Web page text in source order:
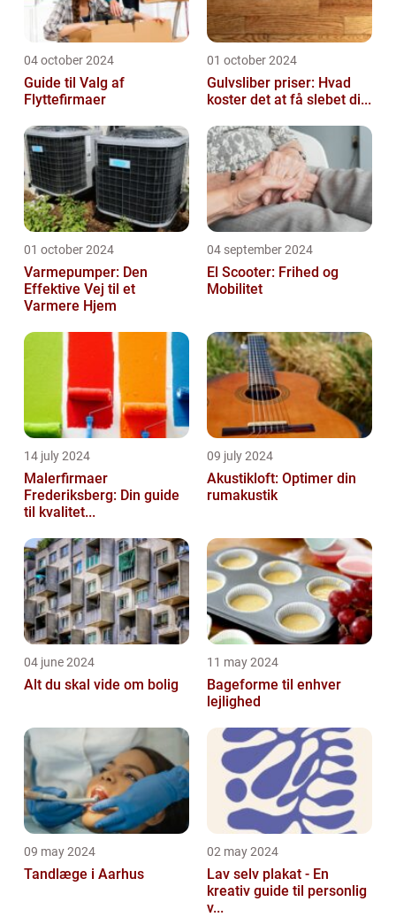
04 october 2024
Guide til Valg af
Flyttefirmaer
01 october 2024
Gulvsliber priser: Hvad
koster det at få slebet di...
01 october 2024
Varmepumper: Den
Effektive Vej til et
Varmere Hjem
04 september 2024
El Scooter: Frihed og
Mobilitet
14 july 2024
Malerfirmaer
Frederiksberg: Din guide
til kvalitet...
09 july 2024
Akustikloft: Optimer din
rumakustik
04 june 2024
Alt du skal vide om bolig
11 may 2024
Bageforme til enhver
lejlighed
09 may 2024
Tandlæge i Aarhus
02 may 2024
Lav selv plakat - En
kreativ guide til personlig
v...